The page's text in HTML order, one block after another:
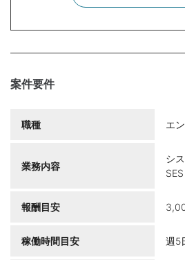
案件要件
職種 エ
業務内容
シ
SES
報酬目安
稼働時間目安 週5